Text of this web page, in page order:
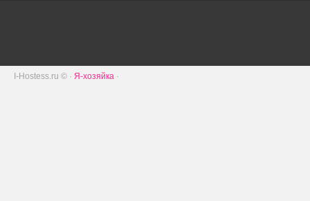
I-Hostess.ru © · Я-хозяйка ·